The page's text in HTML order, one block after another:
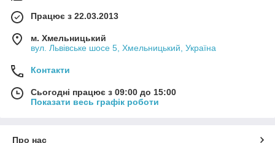
Працює з 22.03.2013
м. Хмельницький
вул. Львівське шосе 5, Хмельницький, Україна
Контакти
Сьогодні працює з 09:00 до 15:00
Показати весь графік роботи
Про нас